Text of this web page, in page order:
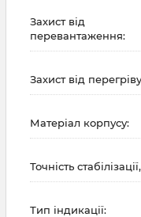
Захист від
перевантаження:
Захист від
Матеріал корпусу:
Точність
Тип індикації: